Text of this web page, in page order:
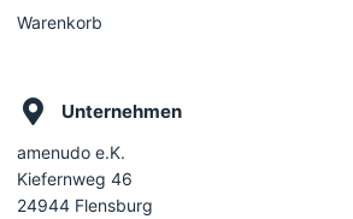
Warenkorb
Unternehmen
amenudo e.K.
Kiefernweg 46
24944 Flensburg